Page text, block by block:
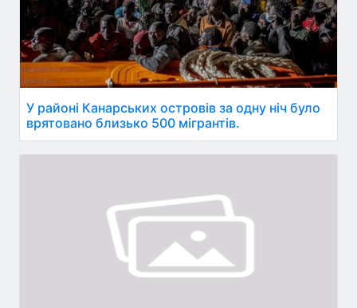
У районі Канарських островів за одну ніч було
врятовано близько 500 мігрантів.